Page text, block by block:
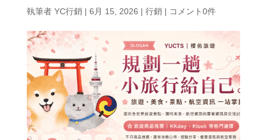
執筆者 YC行銷| 6月 15, 2026 | 行銷| コメント0件